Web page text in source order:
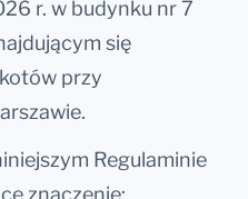
r. w budynku nr 7
się
przy
Regulaminie
znaczenie: